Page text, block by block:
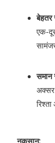
एक-
समान
अक्सर